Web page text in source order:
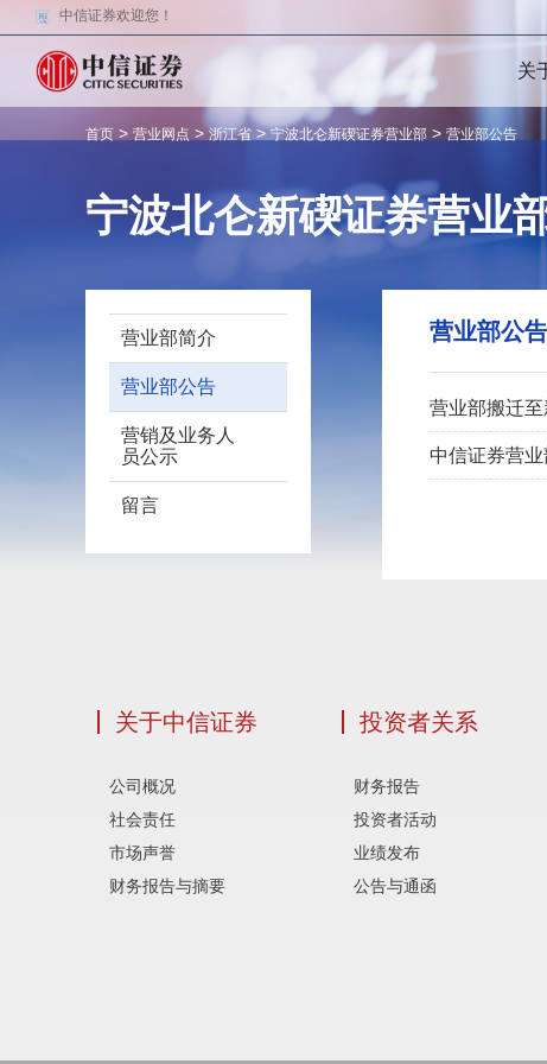
中信证券欢迎您！
关
首页 > 营业网点 >浙江省 >宁波北仑新碶证券营业部 > 营业部公告
宁波北仑新碶证券营业
营业部简介
营业部公告
营销及业务人
员公示
留言
营业部公告
营业部搬迁
中信证券营
关于中信证券
公司概况
社会责任
市场声誉
财务报告与摘要
投资者关系
财务报告
投资者活动
业绩发布
公告与通函